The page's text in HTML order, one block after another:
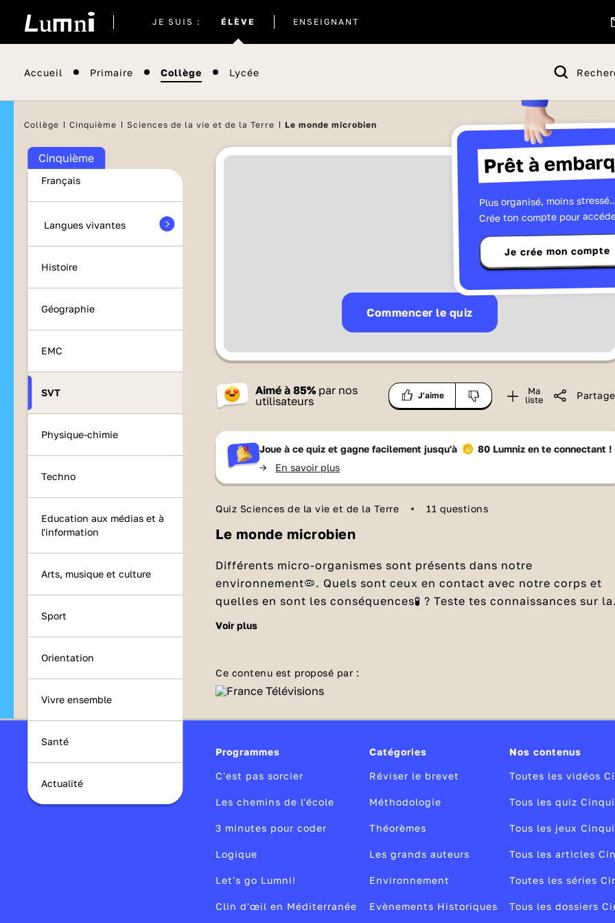
JE SUIS : ÉLÈVE
actuel
ENSEIGNANT
Accueil Primaire Collège Lycée
Prêt à
Plus organisé, moins
Crée ton compte pour
Je crée mon compte
Collège Cinquième Sciences de la vie et de la Terre Le monde microbien
Cinquième
Français
Langues vivantes
Histoire
Géographie
EMC
SVT
Physique-chimie
Techno
Education aux médias et à
l'information
Arts, musique et culture
Sport
Orientation
Vivre ensemble
Santé
Actualité
Commencer le quiz
Aimé à85% par nos
utilisateurs
J'aime
Ma
liste
Joue à ce quiz et gagne facilement jusqu'à 80 Lumnizen te connectant !
-> En savoir plus
Quiz Sciences de la vie et de la Terre 11 questions
Le monde microbien
Différents micro-organismes sont présents dans notre
environnement🦠. Quels sont ceux en contact avec notre corps et
quelles en sont les conséquences🧪 ? Teste tes connaissances sur la
diversité du mode microbien avec ce quiz🔬.
voir plus
Ce contenu est proposé par :
Programmes
C'est pas sorcier
Les chemins de l'école
3 minutes pour coder
Logique
Let's go Lumni!
Clin d'œil en Méditerranée
Catégories
Réviser le brevet
Méthodologie
Théorèmes
Les grands auteurs
Environnement
Evènements Historiques
Nos contenus
Toutes les vidéos
Tous les quiz
Tous les jeux
Tous les articles
Toutes les séries
Tous les dossiers